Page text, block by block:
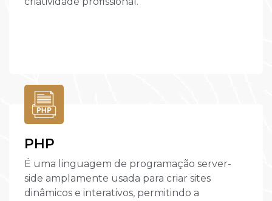
PHP
É uma linguagem de programação server-
side amplamente usada para criar sites
dinâmicos e interativos, permitindo a